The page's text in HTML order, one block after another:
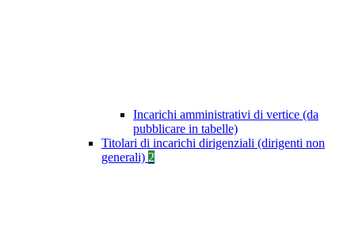
Incarichi amministrativi di vertice (da
pubblicare in tabelle)
Titolari di incarichi dirigenziali (dirigenti non
generali) 2